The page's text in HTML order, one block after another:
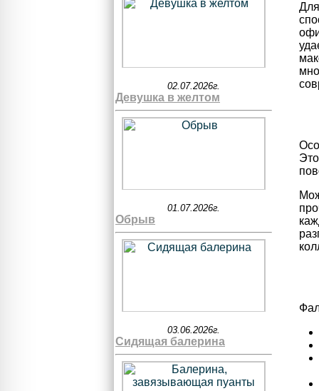
02.07.2026г.
Девушка в желтом
01.07.2026г.
Обрыв
03.06.2026г.
Сидящая балерина